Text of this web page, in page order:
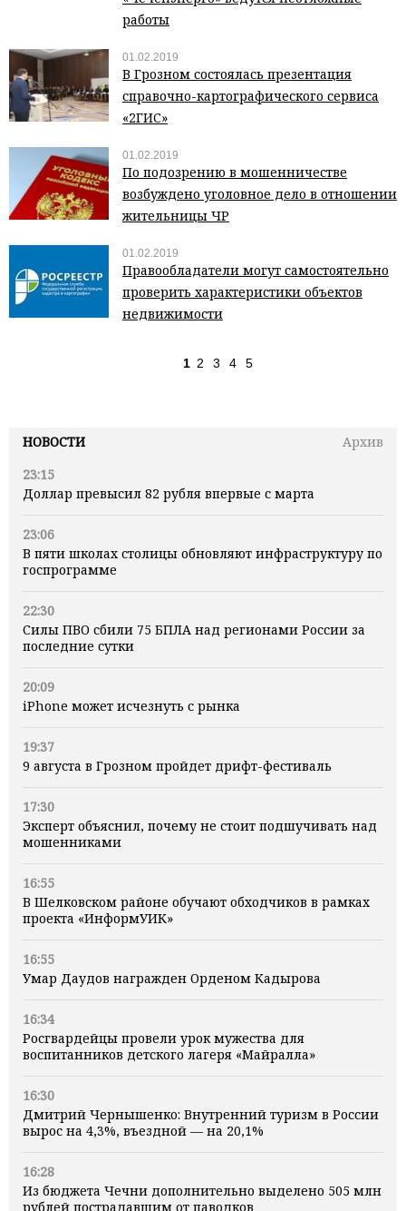
НОВОСТИ
Архив
23:15
Доллар превысил 82 рубля впервые с марта
23:06
В пяти школах столицы обновляют инфраструктуру по
госпрограмме
22:30
Силы ПВО сбили 75 БПЛА над регионами России за
последние сутки
20:09
iPhone может исчезнуть с рынка
19:37
9 августа в Грозном пройдет дрифт-фестиваль
17:30
Эксперт объяснил, почему не стоит подшучивать над
мошенниками
16:55
В Шелковском районе обучают обходчиков в рамках
проекта «ИнформУИК»
16:55
Умар Даудов награжден Орденом Кадырова
16:34
Росгвардейцы провели урок мужества для
воспитанников детского лагеря «Майралла»
16:30
Дмитрий Чернышенко: Внутренний туризм в России
вырос на 4,3%, въездной — на 20,1%
16:28
Из бюджета Чечни дополнительно выделено 505 млн
рублей пострадавшим от паводков
работы
01.02.2019
В Грозном состоялась презентация
справочно-картографического сервиса
«2ГИС»
01.02.2019
По подозрению в мошенничестве
возбуждено уголовное дело в отношении
жительницы ЧР
01.02.2019
Правообладатели могут самостоятельно
проверить характеристики объектов
недвижимости
1 2 3 4 5